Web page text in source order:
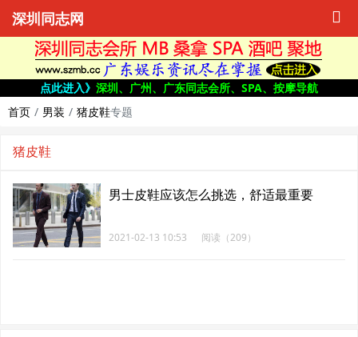
深圳同志网
点此进入》 深圳、广州、广东同志会所、SPA、按摩导航
首页
男装 猪皮鞋专题
猪皮鞋
男士皮鞋应该怎么挑选，舒适最重要
2021-02-13 10:53 阅读（209）